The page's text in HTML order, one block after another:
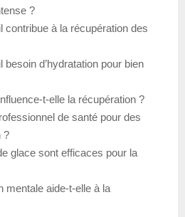
?
contribue à la récupération des
d’hydratation pour bien
t-elle la récupération ?
de santé pour des
?
glace sont efficaces pour la
mentale aide-t-elle à la